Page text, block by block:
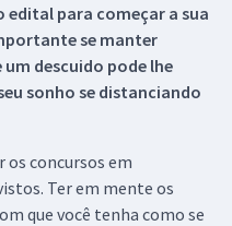
edital para começar a sua
se manter
descuido pode lhe
sonho se distanciando
os concursos em
Ter em mente os
que você tenha como se